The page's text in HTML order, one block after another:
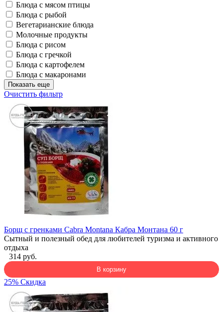
Блюда с мясом птицы
Блюда с рыбой
Вегетарианские блюда
Молочные продукты
Блюда с рисом
Блюда с гречкой
Блюда с картофелем
Блюда с макаронами
Показать еще
Очистить фильтр
Борщ с гренками Cabra Montana Кабра Монтана 60 г
Сытный и полезный обед для любителей туризма и активного
отдыха
314 руб.
В корзину
25% Скидка